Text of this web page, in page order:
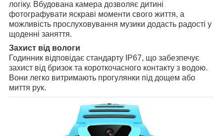
логіку. Вбудована камера дозволяє дитині
фотографувати яскраві моменти свого життя, а
можливість прослуховування музики додасть радості у
щоденні заняття.
Захист від вологи
Годинник відповідає стандарту IP67, що забезпечує
захист від бризок та короткочасного контакту з водою.
Вони легко витримають прогулянки під дощем або
миття рук.